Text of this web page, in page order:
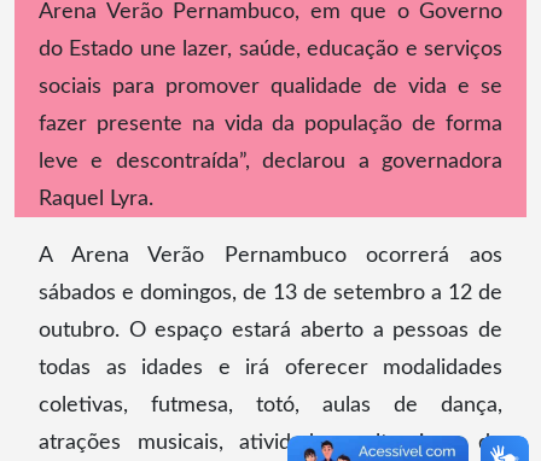
Arena Verão Pernambuco, em que o Governo
do Estado une lazer, saúde, educação e serviços
sociais para promover qualidade de vida e se
fazer presente na vida da população de forma
leve e descontraída”, declarou a governadora
Raquel Lyra.
A Arena Verão Pernambuco ocorrerá aos
sábados e domingos, de 13 de setembro a 12 de
outubro. O espaço estará aberto a pessoas de
todas as idades e irá oferecer modalidades
coletivas, futmesa, totó, aulas de dança,
atrações musicais, atividades culturais e de